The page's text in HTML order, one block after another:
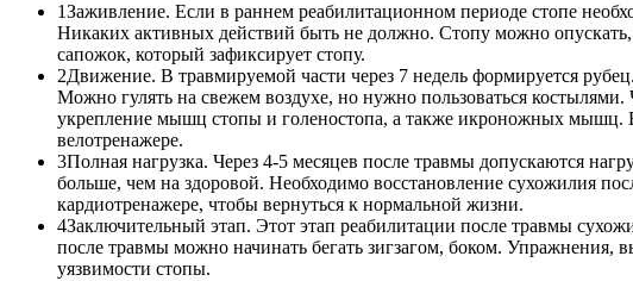
1Заживление. Если в раннем реабилитационном периоде стопе
Никаких активных действий быть не должно. Стопу можно
сапожок, который зафиксирует стопу.
2Движение. В травмируемой части через 7 недель формируется
Можно гулять на свежем воздухе, но нужно пользоваться
укрепление мышц стопы и голеностопа, а также икроножных мышц.
велотренажере.
3Полная нагрузка. Через 4-5 месяцев после травмы допускаются
больше, чем на здоровой. Необходимо восстановление сухожилия
кардиотренажере, чтобы вернуться к нормальной жизни.
4Заключительный этап. Этот этап реабилитации после травмы
после травмы можно начинать бегать зигзагом, боком.
уязвимости стопы.